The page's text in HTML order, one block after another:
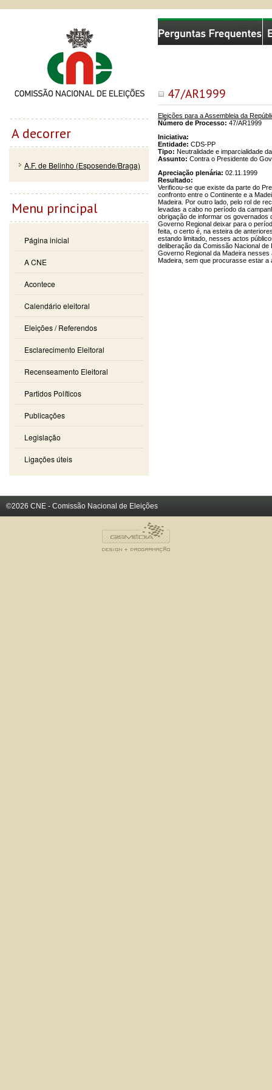
47/AR1999
Eleições para a Assembleia da
Número de Processo: 47/AR1999
Iniciativa:
Entidade: CDS-PP
Tipo: Neutralidade e imparcialidade
Assunto: Contra o Presidente do
Apreciação plenária: 02.11.1999
Resultado:
Verificou-se que existe da parte do
confronto entre o Continente e a
Madeira. Por outro lado, pelo rol de
levadas a cabo no período da
obrigação de informar os governados
Governo Regional deixar para o
feita, o certo é, na esteira de
estando limitado, nesses actos
deliberação da Comissão Nacional
Governo Regional da Madeira
Madeira, sem que procurasse estar a
Comissão Nacional de Eleições
A decorrer
A.F. de Belinho (Esposende/Braga)
Menu principal
Página inicial
A CNE
Acontece
Calendário eleitoral
Eleições / Referendos
Esclarecimento Eleitoral
Recenseamento Eleitoral
Partidos Políticos
Publicações
Legislação
Ligações úteis
©2026 CNE - Comissão Nacional de Eleições